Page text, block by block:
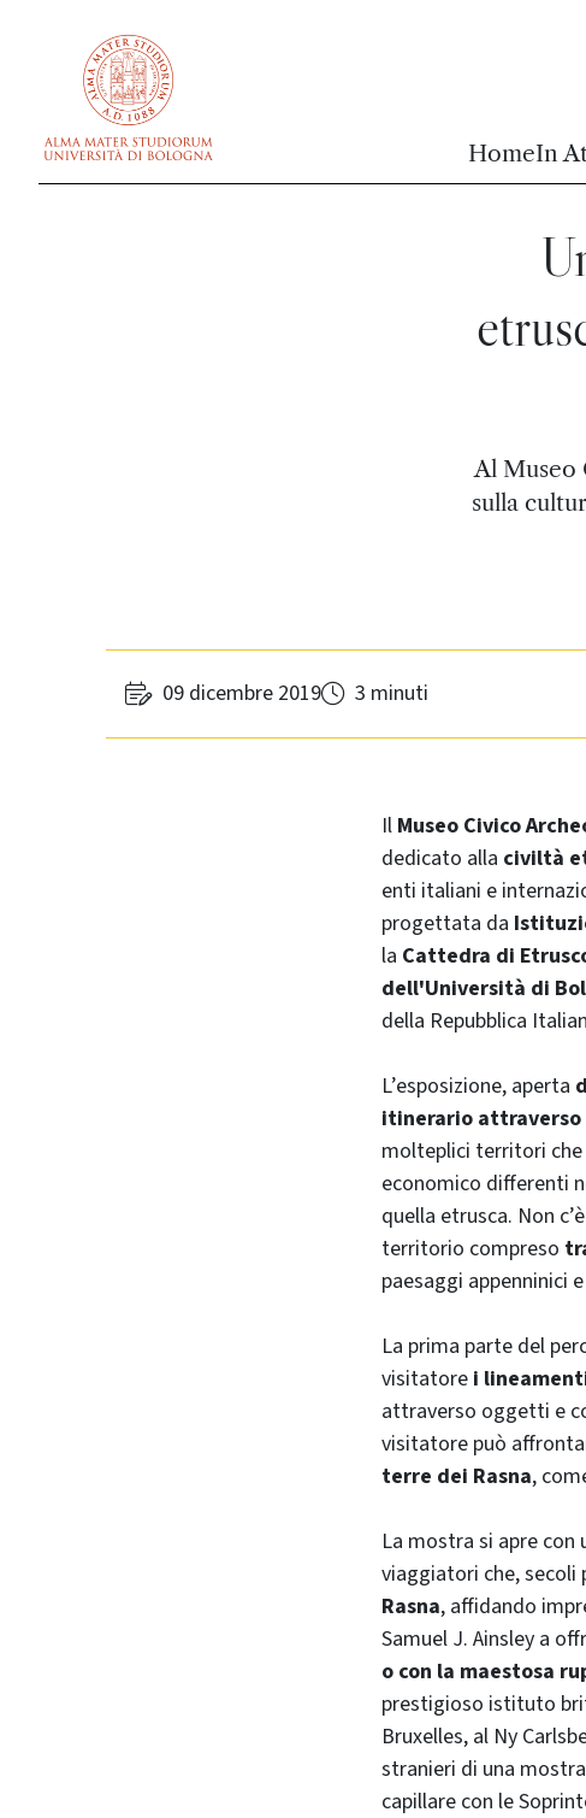
HomeIn
Al Museo
sulla
09 dicembre 2019 3 minuti
Il Museo Civico
dedicato alla civiltà
enti italiani e
progettata da
la Cattedra di
dell'Università di
della Repubblica
L’esposizione, aperta
itinerario
molteplici territori
economico differenti
quella etrusca. Non
territorio compreso
paesaggi appenninici
La prima parte del
visitatore i
attraverso oggetti e
visitatore può
terre dei Rasna,
La mostra si apre
viaggiatori che, secoli
Rasna, affidando
Samuel J. Ainsley a
o con la maestosa
prestigioso istituto
Bruxelles, al Ny
stranieri di una
capillare con le